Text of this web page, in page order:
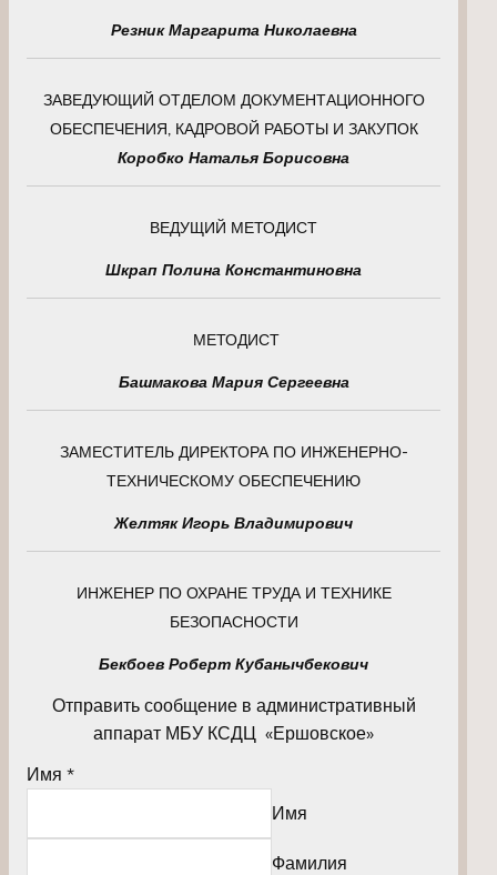
Резник Маргарита Николаевна
ЗАВЕДУЮЩИЙ ОТДЕЛОМ ДОКУМЕНТАЦИОННОГО
ОБЕСПЕЧЕНИЯ, КАДРОВОЙ РАБОТЫ И ЗАКУПОК
Коробко Наталья Борисовна
ВЕДУЩИЙ МЕТОДИСТ
Шкрап Полина Константиновна
МЕТОДИСТ
Башмакова Мария Сергеевна
ЗАМЕСТИТЕЛЬ ДИРЕКТОРА ПО ИНЖЕНЕРНО-
ТЕХНИЧЕСКОМУ ОБЕСПЕЧЕНИЮ
Желтяк Игорь Владимирович
ИНЖЕНЕР ПО ОХРАНЕ ТРУДА И ТЕХНИКЕ
БЕЗОПАСНОСТИ
Бекбоев Роберт Кубанычбекович
Отправить сообщение в административный
аппарат МБУ КСДЦ «Ершовское»
Имя *
Имя
Фамилия